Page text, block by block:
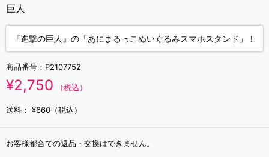
巨人
『進撃の巨人』の「あにまるっこぬいぐるみスマホスタンド」！
商品番号： P2107752
¥2,750 （税込）
送料： ¥660（税込）
お客様都合での返品・交換はできません。